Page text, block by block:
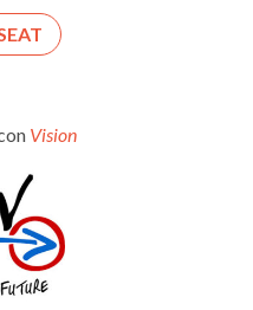
Vision